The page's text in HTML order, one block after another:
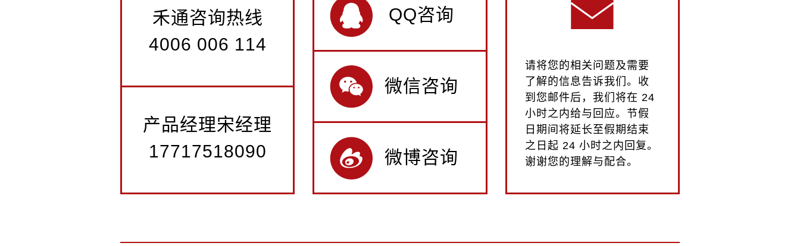
禾通咨询热线
4006 006 114
产品经理宋经理
17717518090
QQ咨询
微信咨询
微博咨询
请将您的相关问题及需要
了解的信息告诉我们。收
到您邮件后，我们将在 24
小时之内给与回应。节假
日期间将延长至假期结束
之日起 24 小时之内回复。
谢谢您的理解与配合。